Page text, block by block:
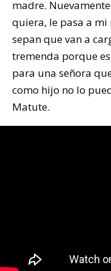
madre.
quiera, le pasa a
sepan que van a
tremenda porque
para una señora
como hijo no lo
Matute.